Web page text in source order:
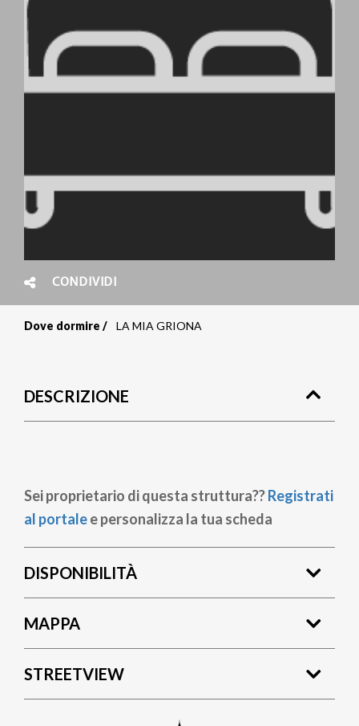
CONDIVIDI
pane
Dove dormire LA MIA GRIONA
DESCRIZIONE
Sei proprietario di questa struttura??Registrati
al portalee personalizza la tua scheda
DISPONIBILITÀ
MAPPA
STREETVIEW